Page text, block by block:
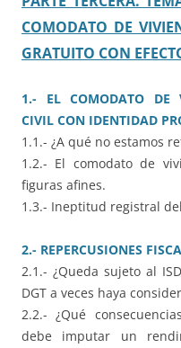
COMODATO DE
GRATUITO CON
1.- EL COMODATO DE
CIVIL CON IDENTIDAD
1.1.- ¿A qué no estamos
1.2.- El comodato de
figuras afines.
1.3.- Ineptitud registral
2.- REPERCUSIONES
2.1.- ¿Queda sujeto al
DGT a veces haya
2.2.- ¿Qué
debe imputar un